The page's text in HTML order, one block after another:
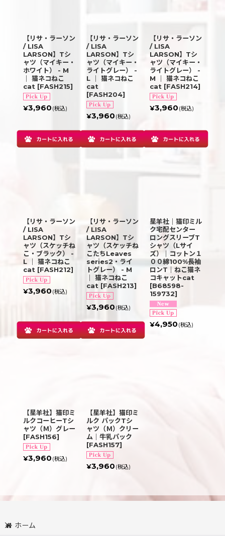
【リサ・ラーソン
/ LISA
LARSON】Tシ
ャツ（マイキー・
ホワイト） - M
｜ 猫ネコねこ
cat [FASH215]
¥3,960 (税込)
【リサ・ラーソン
/ LISA
LARSON】Tシ
ャツ（マイキー・
ライトグレー） -
L ｜ 猫ネコねこ
cat
[FASH204]
¥3,960 (税込)
【リサ・ラーソン
/ LISA
LARSON】Tシ
ャツ（マイキー・
ライトグレー） -
M ｜ 猫ネコねこ
cat [FASH214]
¥3,960 (税込)
【リサ・ラーソン
/ LISA
LARSON】Tシ
ャツ（スケッチね
こ・ブラック） -
L ｜ 猫ネコねこ
cat [FASH212]
¥3,960 (税込)
【リサ・ラーソン
/ LISA
LARSON】Tシ
ャツ（スケッチね
こたちLeaves
series2・ライ
トグレー） - M
｜ 猫ネコねこ
cat [FASH213]
¥3,960 (税込)
星羊社｜猫印ミル
ク宅配センター
ロングスリーブT
シャツ（Lサイ
ズ）｜コットン１
００綿100%長袖
ロンT｜ねこ猫ネ
コキャットcat
[B68598-
159732]
¥4,950 (税込)
【星羊社】猫印ミ
ルクコーヒーTシ
ャツ（Ｍ）グレー
[FASH156]
¥3,960 (税込)
【星羊社】猫印ミ
ルク パックTシ
ャツ（Ｍ）クリー
ム｜牛乳パック
[FASH157]
¥3,960 (税込)
ホーム